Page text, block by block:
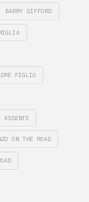
BARRY GIFFORD
FIGLIO
ASSENTE
ON THE ROAD